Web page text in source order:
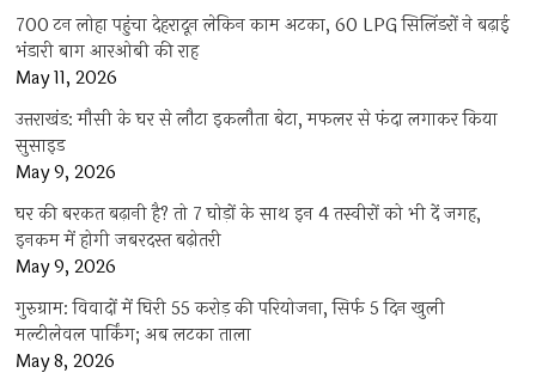
700 टन लोहा पहुंचा देहरादून लेकिन काम अटका, 60 LPG सिलिंडरों ने बढ़ाई
भंडारी बाग आरओबी की राह
May 11, 2026
उत्तराखंड: मौसी के घर से लौटा इकलौता बेटा, मफलर से फंदा लगाकर किया
सुसाइड
May 9, 2026
घर की बरकत बढ़ानी है? तो 7 घोड़ों के साथ इन 4 तस्वीरों को भी दें जगह,
इनकम में होगी जबरदस्त बढ़ोतरी
May 9, 2026
गुरुग्राम: विवादों में घिरी 55 करोड़ की परियोजना, सिर्फ 5 दिन खुली
मल्टीलेवल पार्किंग; अब लटका ताला
May 8, 2026